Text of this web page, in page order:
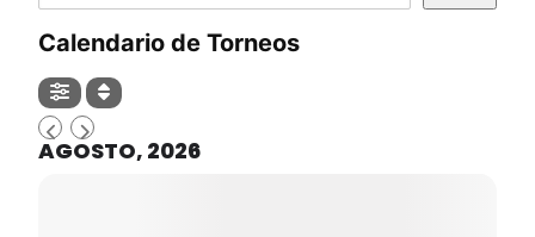
Calendario de Torneos
AGOSTO, 2026